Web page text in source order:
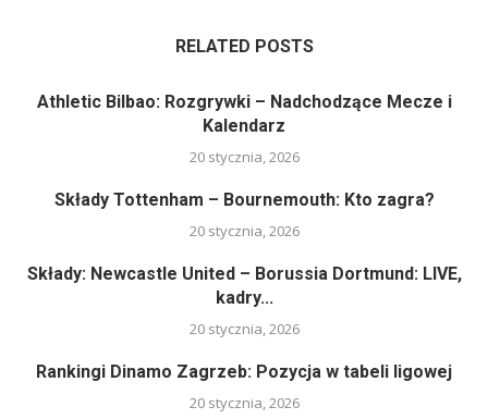
RELATED POSTS
Athletic Bilbao: Rozgrywki – Nadchodzące Mecze i
Kalendarz
20 stycznia, 2026
Składy Tottenham – Bournemouth: Kto zagra?
20 stycznia, 2026
Składy: Newcastle United – Borussia Dortmund: LIVE,
kadry...
20 stycznia, 2026
Rankingi Dinamo Zagrzeb: Pozycja w tabeli ligowej
20 stycznia, 2026